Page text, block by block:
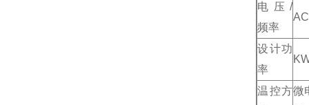
电压/
频率
设计功
率
温控方微